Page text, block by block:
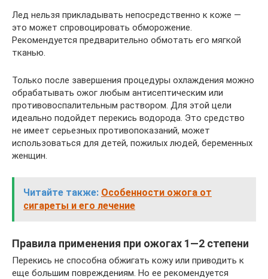
Лед нельзя прикладывать непосредственно к коже —
это может спровоцировать обморожение.
Рекомендуется предварительно обмотать его мягкой
тканью.
Только после завершения процедуры охлаждения можно
обрабатывать ожог любым антисептическим или
противовоспалительным раствором. Для этой цели
идеально подойдет перекись водорода. Это средство
не имеет серьезных противопоказаний, может
использоваться для детей, пожилых людей, беременных
женщин.
Читайте также: Особенности ожога от
сигареты и его лечение
Правила применения при ожогах 1—2 степени
Перекись не способна обжигать кожу или приводить к
еще большим повреждениям. Но ее рекомендуется